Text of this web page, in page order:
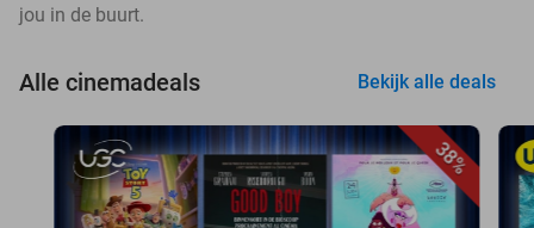
jou in de buurt.
Alle cinemadeals Bekijk alle deals
38%